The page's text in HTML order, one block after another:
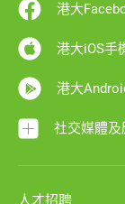
港大
港大iOS手
港大
社交媒體及
人才招聘